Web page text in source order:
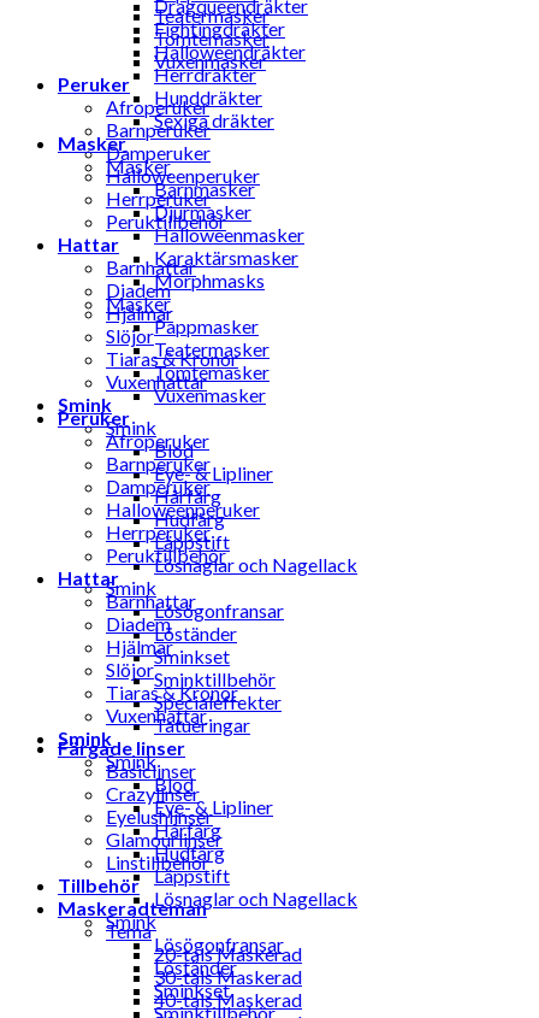
Teatermasker
Tomtemasker
Vuxenmasker
Peruker
Afroperuker
Barnperuker
Damperuker
Halloweenperuker
Herrperuker
Peruktillbehör
Hattar
Barnhattar
Diadem
Hjälmar
Slöjor
Tiaras & Kronor
Vuxenhattar
Smink
Smink
Blod
Eye- & Lipliner
Hårfärg
Hudfärg
Läppstift
Lösnaglar och Nagellack
Smink
Lösögonfransar
Löständer
Sminkset
Sminktillbehör
Specialeffekter
Tatueringar
Färgade linser
Basiclinser
Crazylinser
Eyelushlinser
Glamourlinser
Linstillbehör
Tillbehör
Maskeradteman
Tema
20-tals Maskerad
30-tals Maskerad
40-tals Maskerad
Dragqueendräkter
Fightingdräkter
Halloweendräkter
Herrdräkter
Hunddräkter
Sexiga dräkter
Masker
Masker
Barnmasker
Djurmasker
Halloweenmasker
Karaktärsmasker
Morphmasks
Masker
Pappmasker
Teatermasker
Tomtemasker
Vuxenmasker
Peruker
Afroperuker
Barnperuker
Damperuker
Halloweenperuker
Herrperuker
Peruktillbehör
Hattar
Barnhattar
Diadem
Hjälmar
Slöjor
Tiaras & Kronor
Vuxenhattar
Smink
Smink
Blod
Eye- & Lipliner
Hårfärg
Hudfärg
Läppstift
Lösnaglar och Nagellack
Smink
Lösögonfransar
Löständer
Sminkset
Sminktillbehör